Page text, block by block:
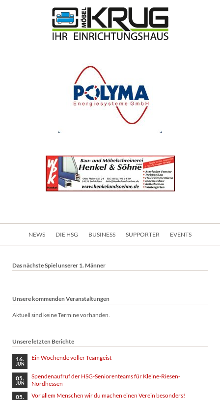
NEWS DIE HSG BUSINESS SUPPORTER EVENTS
Das nächste Spiel unserer 1. Männer
Unsere kommenden Veranstaltungen
Aktuell sind keine Termine vorhanden.
Unsere letzten Berichte
16.
JUN
Ein Wochende voller Teamgeist
05.
JUN
Spendenaufruf der HSG-Seniorenteams für Kleine-Riesen-
Nordhessen
05.
Vor allem Menschen wir du machen einen Verein besonders!